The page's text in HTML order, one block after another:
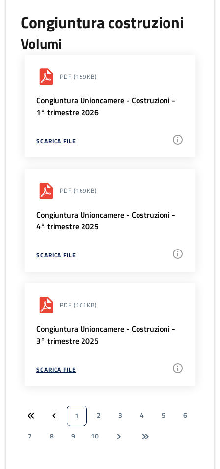
Congiuntura costruzioni
Volumi
PDF (159KB)
Congiuntura Unioncamere - Costruzioni -
1° trimestre 2026
SCARICA FILE
PDF (169KB)
Congiuntura Unioncamere - Costruzioni -
4° trimestre 2025
SCARICA FILE
PDF (161KB)
Congiuntura Unioncamere - Costruzioni -
3° trimestre 2025
SCARICA FILE
1 2 3 4 5
6
7
8 9 10